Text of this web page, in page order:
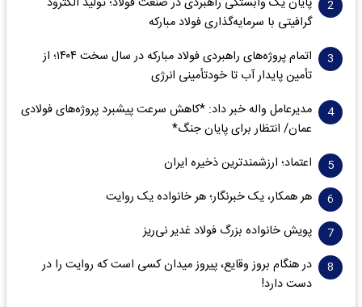
گرافیتی با سرمایه‌گذاری فولاد مبارکه
اتمام پروژه‌های راهبردی فولاد مبارکه در سال سخت ۱۴۰۴؛ از
تأمین پایدار آب تا خودتأمینی انرژی
مدیرعامل واله خبر داد: *کاهش سرعت پیشبرد پروژه‌های فولادی
عمان/ انتظار برای پایان جنگ*
اعتماد؛ ارزشمندترین ذخیره ایران
هر همکار، یک خبرنگار؛ هر خانواده یک روایت
پویش خانواده بزرگ فولاد غدیر نی‌ریز
در هنگام بروز وقایع، پیروز میدان کسی است که روایت را در
دست دارد!